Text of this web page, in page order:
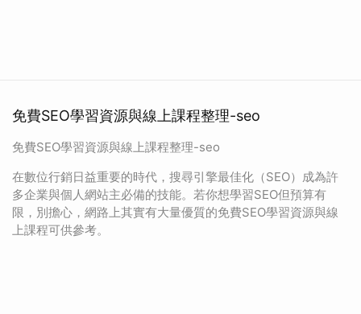
免費SEO學習資源與線上課程整理-seo
免費SEO學習資源與線上課程整理-seo
在數位行銷日益重要的時代，搜尋引擎最佳化（SEO）成為許
多企業與個人網站主必備的技能。若你想學習SEO但預算有
限，別擔心，網路上其實有大量優質的免費SEO學習資源與線
上課程可供參考。